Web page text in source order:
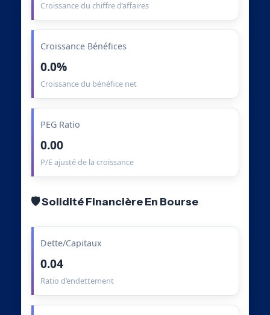
Croissance du chiffre d’affaires
Croissance Bénéfices
0.0%
Croissance du bénéfice net
PEG Ratio
0.00
P/E ajusté de la croissance
🛡️ Solidité Financière En Bourse
Dette/Capitaux
0.04
Ratio d’endettement